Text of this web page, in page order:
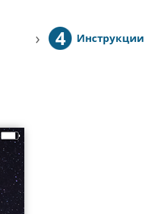
› 4 Инструкции